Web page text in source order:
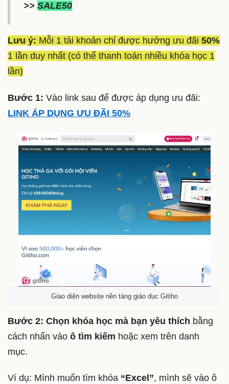
>> SALE50
Lưu ý: Mỗi 1 tài khoản chỉ được hưởng ưu đãi 50%
1 lần duy nhất (có thể thanh toán nhiều khóa học 1
lần)
Bước 1: Vào link sau để được áp dụng ưu đãi:
LINK ÁP DỤNG ƯU ĐÃI 50%
Giao diện website nền tảng giáo dục Gitiho
Bước 2: Chọn khóa học mà bạn yêu thích bằng
cách nhấn vào ô tìm kiếm hoặc xem trên danh
mục.
Ví dụ: Mình muốn tìm khóa “Excel”, mình sẽ vào ô